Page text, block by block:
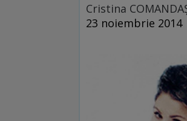
Cristina
23 noiembrie 2014